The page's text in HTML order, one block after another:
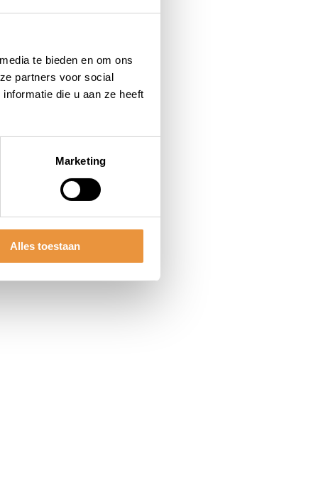
te bieden en om ons
partners voor social
die u aan ze heeft
Marketing
Alles toestaan